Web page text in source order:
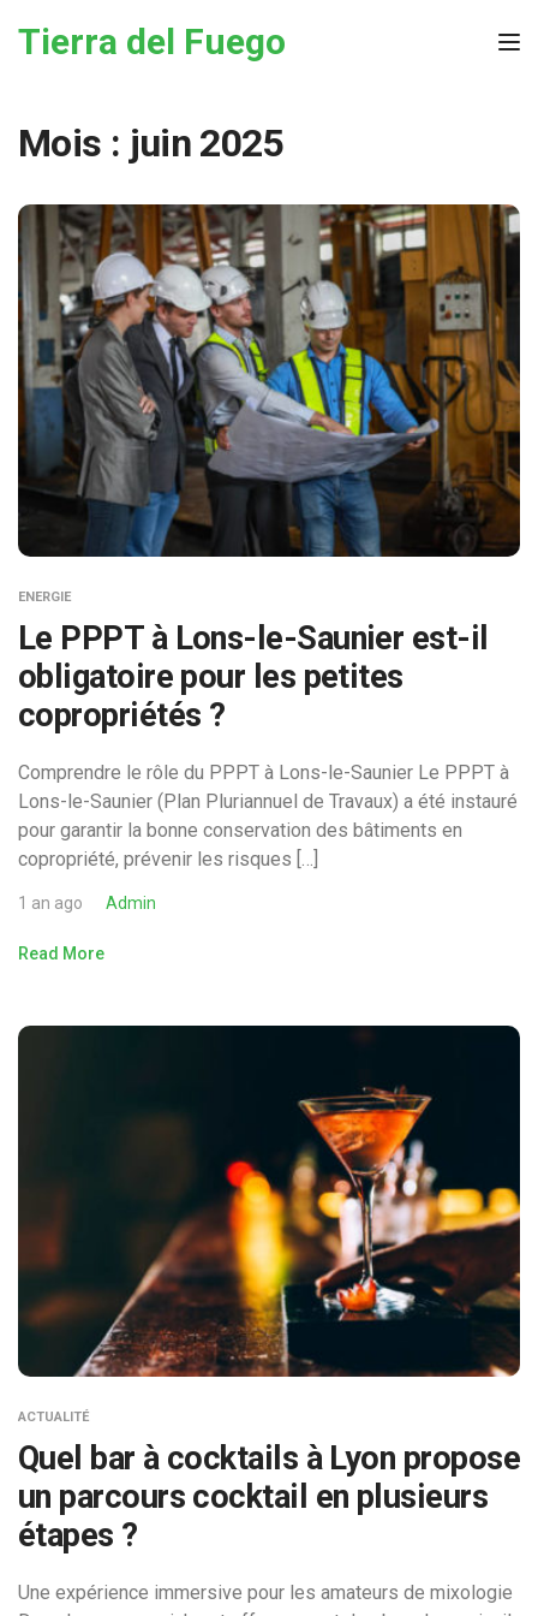
Tierra del Fuego
Mois : juin 2025
ENERGIE
Le PPPT à Lons-le-Saunier est-il
obligatoire pour les petites
copropriétés ?
Comprendre le rôle du PPPT à Lons-le-Saunier Le PPPT à
Lons-le-Saunier (Plan Pluriannuel de Travaux) a été instauré
pour garantir la bonne conservation des bâtiments en
copropriété, prévenir les risques […]
1 an ago Admin
Read More
ACTUALITÉ
Quel bar à cocktails à Lyon propose
un parcours cocktail en plusieurs
étapes ?
Une expérience immersive pour les amateurs de mixologie